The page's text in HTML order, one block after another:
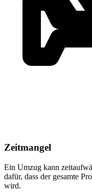
Zeitmangel
Ein Umzug kann
dafür, dass der gesamte
wird.